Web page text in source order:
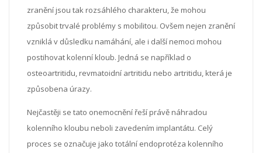
zranění jsou tak rozsáhlého charakteru, že mohou
způsobit trvalé problémy s mobilitou. Ovšem nejen zranění
vzniklá v důsledku namáhání, ale i další nemoci mohou
postihovat kolenní kloub. Jedná se například o
osteoartritidu, revmatoidní artritidu nebo artritidu, která je
způsobena úrazy.
Nejčastěji se tato onemocnění řeší právě náhradou
kolenního kloubu neboli zavedením implantátu. Celý
proces se označuje jako totální endoprotéza kolenního